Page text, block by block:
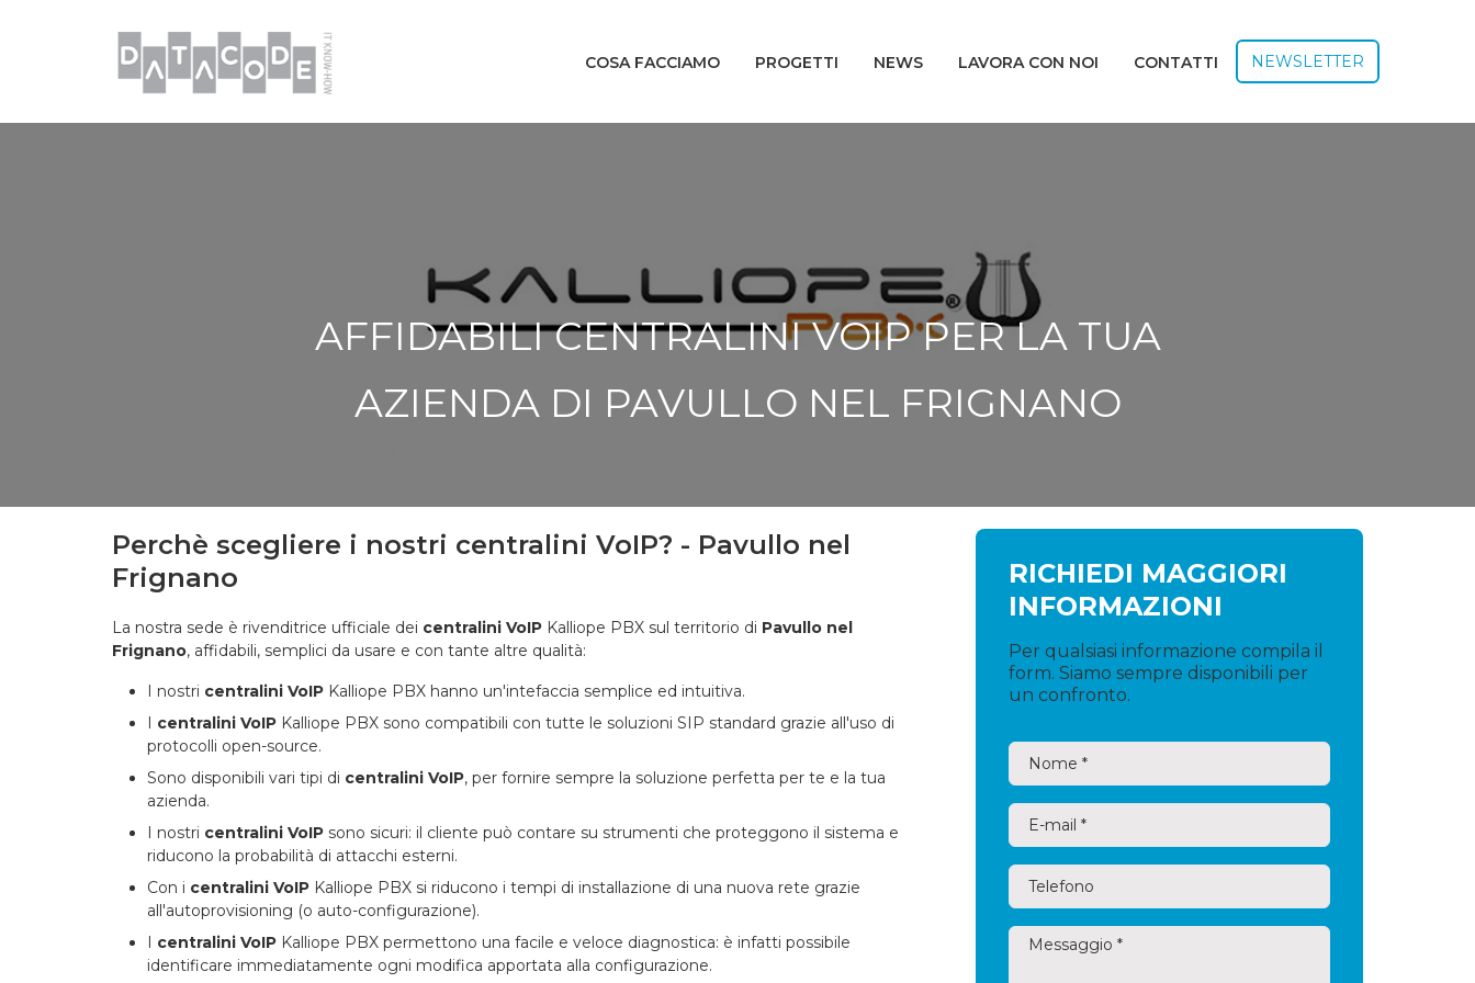
COSA FACCIAMO PROGETTI NEWS LAVORA CON NOI CONTATTI NEWSLETTER
AFFIDABILI CENTRALINI VOIP PER LA TUA
AZIENDA DI PAVULLO NEL FRIGNANO
Perchè scegliere i nostri centralini VoIP? - Pavullo nel
Frignano
La nostra sede è rivenditrice ufficiale dei centralini VoIP Kalliope PBX sul territorio di Pavullo nel
Frignano, affidabili, semplici da usare e con tante altre qualità:
I nostri centralini VoIP Kalliope PBX hanno un'intefaccia semplice ed intuitiva.
I centralini VoIP Kalliope PBX sono compatibili con tutte le soluzioni SIP standard grazie all'uso di
protocolli open-source.
Sono disponibili vari tipi di centralini VoIP, per fornire sempre la soluzione perfetta per te e la tua
azienda.
I nostri centralini VoIP sono sicuri: il cliente può contare su strumenti che proteggono il sistema e
riducono la probabilità di attacchi esterni.
Con i centralini VoIP Kalliope PBX si riducono i tempi di installazione di una nuova rete grazie
all'autoprovisioning (o auto-configurazione).
I centralini VoIP Kalliope PBX permettono una facile e veloce diagnostica: è infatti possibile
identificare immediatamente ogni modifica apportata alla configurazione.
RICHIEDI MAGGIORI
INFORMAZIONI
Per qualsiasi informazione compila il
form. Siamo sempre disponibili per
un confronto.